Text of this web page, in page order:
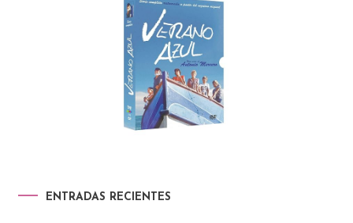
ENTRADAS RECIENTES